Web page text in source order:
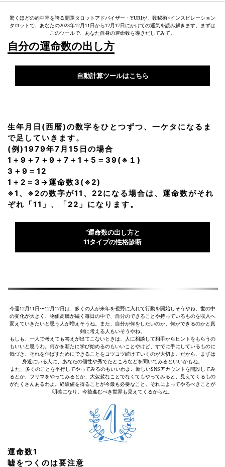
驚くほどの的中率を誇る開運タロットアドバイザー・YURIが、数秘術×インスピレーション
タロットで、あなたの2023年12月11日から12月17日にかけての運気を読み解きます。まずは
このツールで、あなた自身の運命数を導きだしてみて。
自分の運命数の出し方
自動計算ツールはこちら
生年月日(西暦)の数字をひとつずつ、一ケタになるま
で足していきます。
(例)1979年7月15日の場合
1＋9＋7＋9＋7＋1＋5＝39(※１)
3＋9＝12
1＋2＝3→運命数3(※2)
※1、※2の数字が11、22になる場合は、運命数がそれ
ぞれ「11」、「22」になります。
“運命数の出し方と
11タイプの性格診断
今週12月11日〜12月17日は、多くの人が来年を視野に入れて行動を開始しそうやね。世の中
の変化が大きく、物価高騰が続く毎日の中で、自分のできることや持っているものを収入へ
変えていきたいと思う人が増えそうね。また、自分が何をしたいのか、何ができるのかと真
剣に考える人もいそうやね。
もしも、一人で考えても答えが出てこないときは、人に相談して相手からヒントをもらうの
もいいと思うわ。何かを新たに学び始めるのもいいことやけど、すでに手にしているものに
気づき、それを伸ばすためにできることをコツコツ続けていくのが大切よ。だから、まずは
身近にいる人に、あなたの個性や秀でたところなどを聞いてみるといいかもね。
また、多くのことを平行してやってみるのもいいわよ。新しいSNSアカウントを開設してみ
るとか、フリマをやってみるとか、大袈裟なことでなくてもやってみると、見えてくるもの
がたくさんあるわよ。経験値を得ることが今最も必要なこと。それによってやるべきことが
明確になり、今後進むべき世界も見えてくるからね。
運命数1
嘘をつくのは要注意